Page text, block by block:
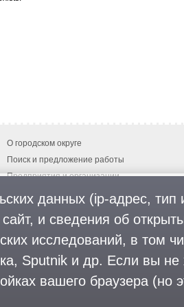
О городском округе
Поиск и предложение работы
Предприятия и организации
рекомендательные технологии .
Штабы Навального, «Национал-
Степана Бандеры», «Мизантропик дивижн»,
и запрещены: «Движение Талибан», «Имарат
признаны общество/центр «Мемориал»,
данных (ip-адрес, тип
и сведения об
исследований, в том
Sputnik и др. Если вы
вашего браузера (но